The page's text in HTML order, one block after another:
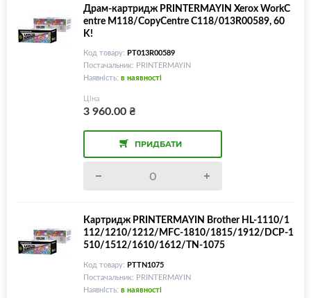
Драм-картридж PRINTERMAYIN Xerox WorkC
entre M118/CopyCentre C118/013R00589, 60
K!
Код товару: PT013R00589
Постачальник: PRINTERMAYIN
Наявність: в наявності
Ціна
3 960.00₴
ПРИДБАТИ
Картридж PRINTERMAYIN Brother HL-1110/1
112/1210/1212/MFC-1810/1815/1912/DCP-1
510/1512/1610/1612/TN-1075
Код товару: PTTN1075
Постачальник: PRINTERMAYIN
Наявність: в наявності